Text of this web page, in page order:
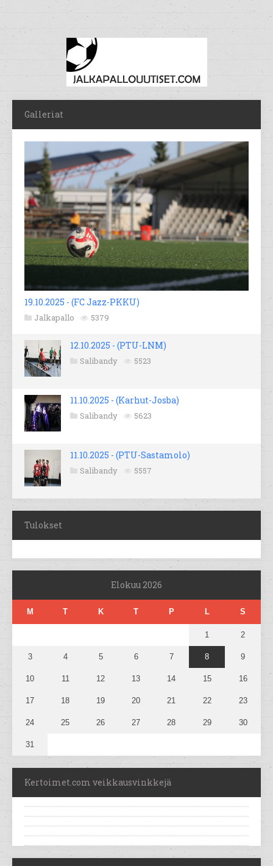
Galleriat
19.10.2025 - (FC Jazz-PKKU)
Jalkapallo 5379
12.10.2025 - (PTU-LNM)
Salibandy 5523
11.10.2025 - (Karhut-Josba)
Salibandy 5623
11.10.2025 - (PTU-Sastamolo)
Salibandy 5557
Tulokset
Elokuu 2026
M T K T P L S
1 2
3 4 5 6 7 8 9
10 11 12 13 14 15 16
17 18 19 20 21 22 23
24 25 26 27 28 29 30
31
Kertoimet.com veikkausvinkkejä